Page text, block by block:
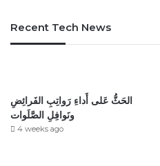
Recent Tech News
الحَثُّ عَلى أَداءِ رَواتِبِ الفَرائِضِ
ونَوافِلِ الصَّلَوات
4 weeks ago